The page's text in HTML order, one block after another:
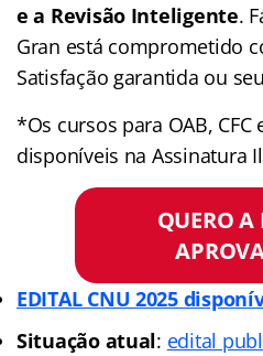
e a Revisão Inteligente.
Gran está comprometido
Satisfação garantida ou
*Os cursos para OAB,
disponíveis na Assinatura
QUERO
EDITAL CNU 2025
Situação atual: edital